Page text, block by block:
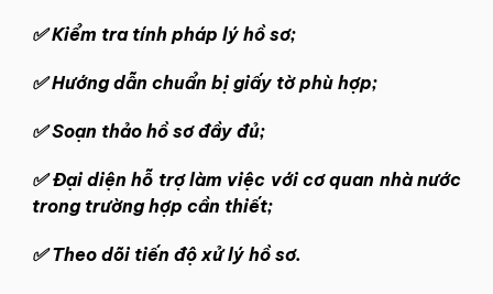
✅Kiểm tra tính pháp lý hồ sơ;
✅Hướng dẫn chuẩn bị giấy tờ phù hợp;
✅Soạn thảo hồ sơ đầy đủ;
✅Đại diện hỗ trợ làm việc với cơ quan nhà nước
trong trường hợp cần thiết;
✅Theo dõi tiến độ xử lý hồ sơ.